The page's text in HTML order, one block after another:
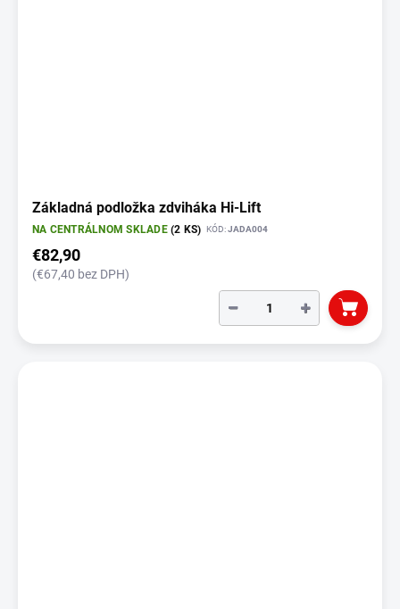
Základná podložka zdviháka Hi-Lift
NA CENTRÁLNOM SKLADE(2 KS) KÓD:JADA004
€82,90
(€67,40 bez DPH)
+
−